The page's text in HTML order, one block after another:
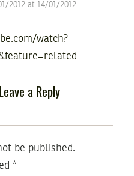
2012 at 14/01/2012
watch?
Leave a Reply
be published.
*